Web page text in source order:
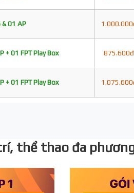
01 AP
+ 01 FPT Play Box 875.600đ
+ 01 FPT Play Box
thể thao đa